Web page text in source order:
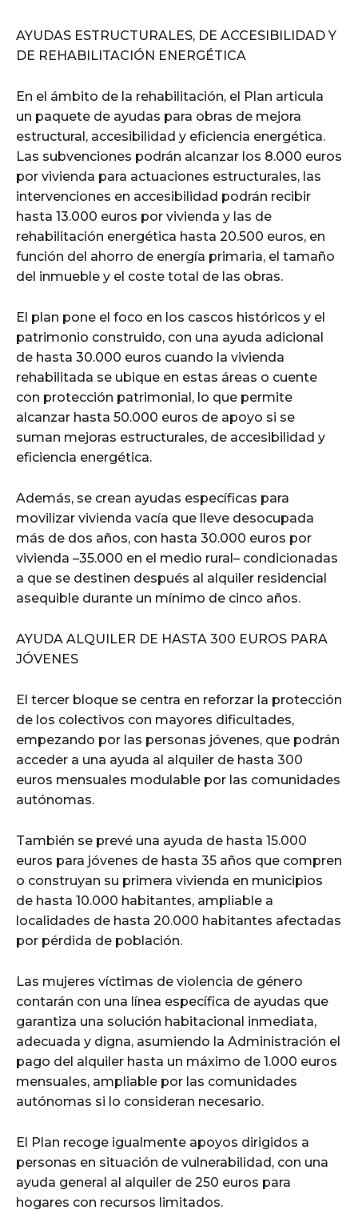
AYUDAS ESTRUCTURALES, DE ACCESIBILIDAD Y
DE REHABILITACIÓN ENERGÉTICA
En el ámbito de la rehabilitación, el Plan articula
un paquete de ayudas para obras de mejora
estructural, accesibilidad y eficiencia energética.
Las subvenciones podrán alcanzar los 8.000 euros
por vivienda para actuaciones estructurales, las
intervenciones en accesibilidad podrán recibir
hasta 13.000 euros por vivienda y las de
rehabilitación energética hasta 20.500 euros, en
función del ahorro de energía primaria, el tamaño
del inmueble y el coste total de las obras.
El plan pone el foco en los cascos históricos y el
patrimonio construido, con una ayuda adicional
de hasta 30.000 euros cuando la vivienda
rehabilitada se ubique en estas áreas o cuente
con protección patrimonial, lo que permite
alcanzar hasta 50.000 euros de apoyo si se
suman mejoras estructurales, de accesibilidad y
eficiencia energética.
Además, se crean ayudas específicas para
movilizar vivienda vacía que lleve desocupada
más de dos años, con hasta 30.000 euros por
vivienda –35.000 en el medio rural– condicionadas
a que se destinen después al alquiler residencial
asequible durante un mínimo de cinco años.
AYUDA ALQUILER DE HASTA 300 EUROS PARA
JÓVENES
El tercer bloque se centra en reforzar la protección
de los colectivos con mayores dificultades,
empezando por las personas jóvenes, que podrán
acceder a una ayuda al alquiler de hasta 300
euros mensuales modulable por las comunidades
autónomas.
También se prevé una ayuda de hasta 15.000
euros para jóvenes de hasta 35 años que compren
o construyan su primera vivienda en municipios
de hasta 10.000 habitantes, ampliable a
localidades de hasta 20.000 habitantes afectadas
por pérdida de población.
Las mujeres víctimas de violencia de género
contarán con una línea específica de ayudas que
garantiza una solución habitacional inmediata,
adecuada y digna, asumiendo la Administración el
pago del alquiler hasta un máximo de 1.000 euros
mensuales, ampliable por las comunidades
autónomas si lo consideran necesario.
El Plan recoge igualmente apoyos dirigidos a
personas en situación de vulnerabilidad, con una
ayuda general al alquiler de 250 euros para
hogares con recursos limitados.